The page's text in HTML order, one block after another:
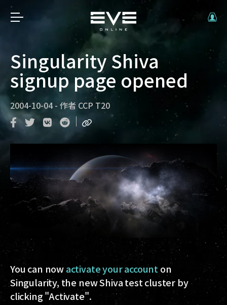
Singularity Shiva
signup page opened
2004-10-04 - 作者 CCP T20
You can nowactivate your account on
Singularity, the new Shiva test cluster by
clicking "Activate".